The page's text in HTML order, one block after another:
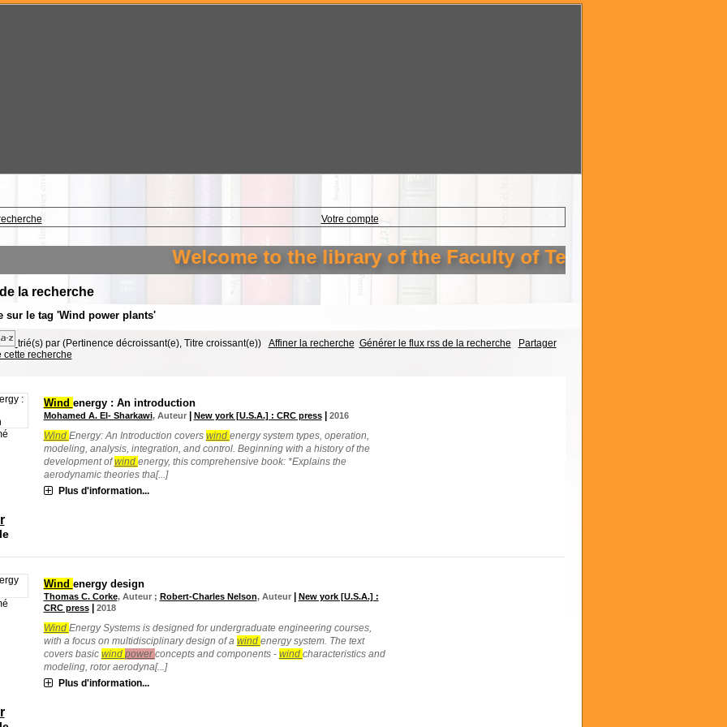
Votre compte
Welcome to the library of the Faculty of Technology Setif 1
la recherche
sur le tag 'Wind power plants'
trié(s) par (Pertinence décroissant(e), Titre croissant(e)) Affiner la recherche Générer le flux rss de la recherche
Partager
cette recherche
Wind energy : An introduction
Mohamed A. El- Sharkawi, Auteur New york [U.S.A.] : CRC press| 2016
Wind Energy: An Introduction covers wind energy system types, operation,
modeling, analysis, integration, and control. Beginning with a history of the
development ofwind energy, this comprehensive book: *Explains the
aerodynamic theories tha[...]
Plus d'information...
Wind energy design
Thomas C. Corke, Auteur ; Robert-Charles Nelson, Auteur
New york [U.S.A.] :
CRC press| 2018
Wind Energy Systems is designed for undergraduate engineering courses,
with a focus on multidisciplinary design of a wind energy system. The text
covers basic wind powerconcepts and components - wind characteristics and
modeling, rotor aerodyna[...]
Plus d'information...